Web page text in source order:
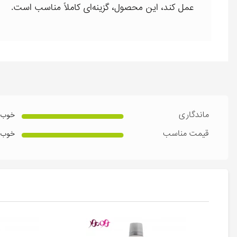
عمل کند، این محصول، گزینه‌ای کاملاً مناسب است.
ماندگاری خوب
قیمت مناسب خوب